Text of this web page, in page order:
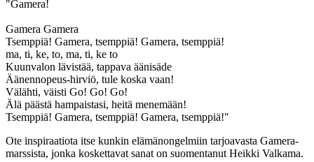
"Gamera!
Gamera Gamera
Tsemppiä! Gamera, tsemppiä! Gamera, tsemppiä!
ma, ti, ke, to, ma, ti, ke to
Kuunvalon lävistää, tappava äänisäde
Äänennopeus-hirviö, tule koska vaan!
Välähti, väisti Go! Go! Go!
Älä päästä hampaistasi, heitä menemään!
Tsemppiä! Gamera, tsemppiä! Gamera, tsemppiä!"
Ote inspiraatiota itse kunkin elämänongelmiin tarjoavasta Gamera-
marssista, jonka koskettavat sanat on suomentanut Heikki Valkama.